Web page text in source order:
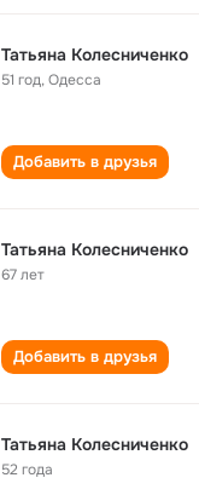
Татьяна Колесниченко
51 год,Одесса
Добавить в друзья
Татьяна Колесниченко
67 лет
Добавить в друзья
Татьяна Колесниченко
52 года